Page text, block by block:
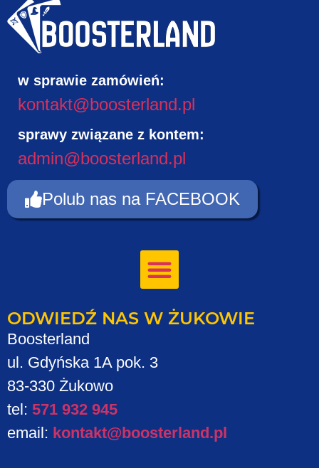
w sprawie zamówień:
kontakt@boosterland.pl
sprawy związane z kontem:
admin@boosterland.pl
Polub nas na FACEBOOK
ODWIEDŹ NAS W ŻUKOWIE
Boosterland
ul. Gdyńska 1A pok. 3
83-330 Żukowo
tel: 571 932 945
email: kontakt@boosterland.pl